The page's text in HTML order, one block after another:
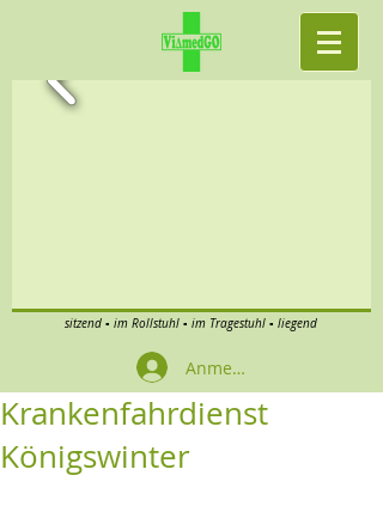
sitzend ▪ im Rollstuhl ▪ im Tragestuhl ▪ liegend
Anmelden
Krankenfahrdienst
Königswinter